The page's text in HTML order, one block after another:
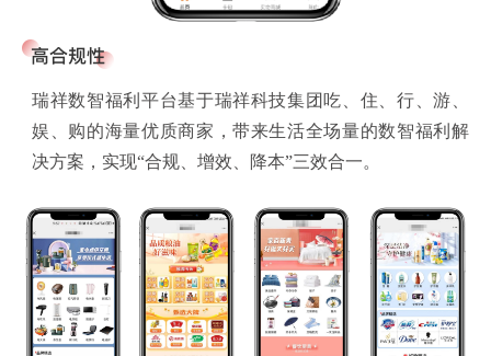
瑞祥数智福利平台基于瑞祥科技集团吃、住、行、游、
娱、购的海量优质商家，带来生活全场量的数智福利解
决方案，实现“合规、增效、降本”三效合一。